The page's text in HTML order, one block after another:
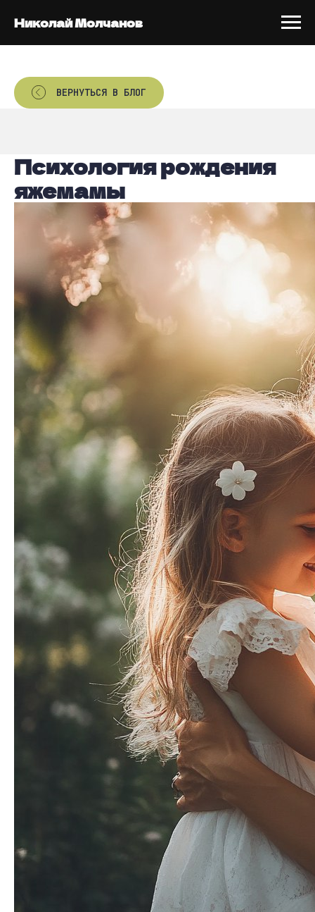
Николай Молчанов
ВЕРНУТЬСЯ В БЛОГ
Психология рождения
яжемамы